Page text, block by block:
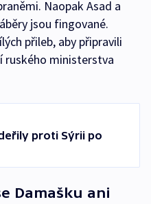
Naopak Asad a
jsou fingované.
přileb, aby připravili
ruského ministerstva
proti Sýrii po
Damašku ani